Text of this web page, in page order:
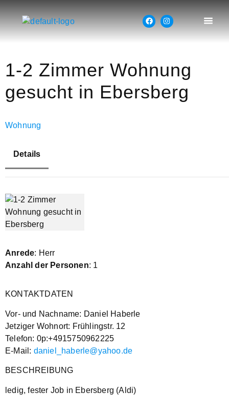
1-2 Zimmer Wohnung
gesucht in Ebersberg
Wohnung
Details
Anrede: Herr
Anzahl der Personen: 1
KONTAKTDATEN
Vor- und Nachname: Daniel Haberle
Jetziger Wohnort: Frühlingstr. 12
Telefon: 0p:+4915750962225
E-Mail: daniel_haberle@yahoo.de
BESCHREIBUNG
ledig, fester Job in Ebersberg (Aldi)